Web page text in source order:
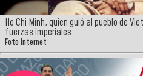
Ho Chi Minh, quien guió al pueblo de
fuerzas imperiales
Foto Internet